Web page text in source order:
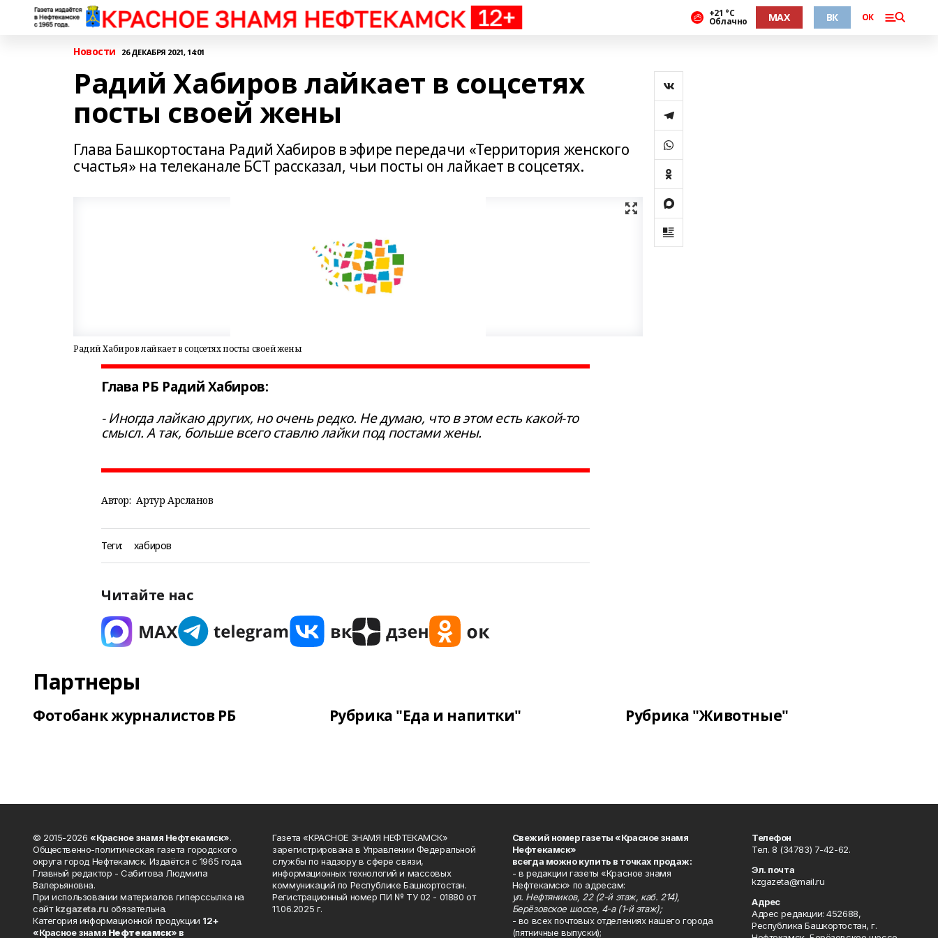
+21 °С
Облачно MAX ВК ОК
Новости 26 ДЕКАБРЯ 2021, 14:01
Радий Хабиров лайкает в соцсетях
посты своей жены
Глава Башкортостана Радий Хабиров в эфире передачи «Территория женского
счастья» на телеканале БСТ рассказал, чьи посты он лайкает в соцсетях.
Радий Хабиров лайкает в соцсетях посты своей жены
Глава РБ Радий Хабиров:
- Иногда лайкаю других, но очень редко. Не думаю, что в этом есть какой-то
смысл. А так, больше всего ставлю лайки под постами жены.
Автор: Артур Арсланов
Теги: хабиров
Читайте нас
Партнеры
Фотобанк журналистов РБ Рубрика "Еда и напитки" Рубрика "Животные"
© 2015-2026 «Красное знамя Нефтекамск».
Общественно-политическая газета городского
округа город Нефтекамск. Издаётся с 1965 года.
Главный редактор - Сабитова Людмила
Валерьяновна.
При использовании материалов гиперссылка на
сайтkzgazeta.ru обязательна.
Категория информационной продукции 12+
«Красное знамя Нефтекамск» в
Газета «КРАСНОЕ ЗНАМЯ НЕФТЕКАМСК»
зарегистрирована в Управлении Федеральной
службы по надзору в сфере связи,
информационных технологий и массовых
коммуникаций по Республике Башкортостан.
Регистрационный номер ПИ № ТУ 02 - 01880 от
11.06.2025 г.
Свежий номер газеты «Красное знамя
Нефтекамск»
всегда можно купить в точках продаж:
- в редакции газеты «Красное знамя
Нефтекамск» по адресам:
ул. Нефтяников, 22 (2-й этаж, каб. 214),
Берёзовское шоссе, 4-а (1-й этаж);
- во всех почтовых отделениях нашего города
(пятничные выпуски);
Телефон
Тел. 8 (34783) 7-42-62.
Эл. почта
kzgazeta@mail.ru
Адрес
Адрес редакции: 452688,
Республика Башкортостан, г.